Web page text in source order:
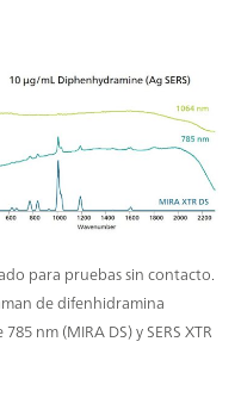
para pruebas sin contacto.
de difenhidramina
nm (MIRA DS) y SERS XTR